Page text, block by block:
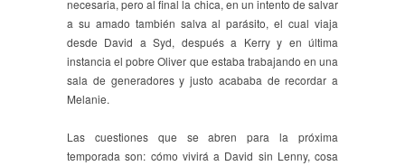
necesaria, pero al final la chica, en un intento de salvar
a su amado también salva al parásito, el cual viaja
desde David a Syd, después a Kerry y en última
instancia el pobre Oliver que estaba trabajando en una
sala de generadores y justo acababa de recordar a
Melanie.
Las cuestiones que se abren para la próxima
temporada son: cómo vivirá a David sin Lenny, cosa